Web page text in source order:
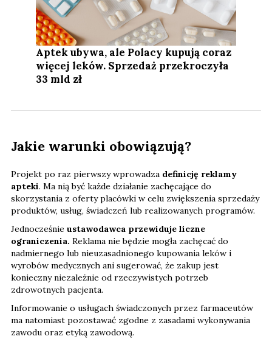
Aptek ubywa, ale Polacy kupują coraz
więcej leków. Sprzedaż przekroczyła
33 mld zł
Jakie warunki obowiązują?
Projekt po raz pierwszy wprowadza definicję reklamy
apteki. Ma nią być każde działanie zachęcające do
skorzystania z oferty placówki w celu zwiększenia sprzedaży
produktów, usług, świadczeń lub realizowanych programów.
Jednocześnie ustawodawca przewiduje liczne
ograniczenia. Reklama nie będzie mogła zachęcać do
nadmiernego lub nieuzasadnionego kupowania leków i
wyrobów medycznych ani sugerować, że zakup jest
konieczny niezależnie od rzeczywistych potrzeb
zdrowotnych pacjenta.
Informowanie o usługach świadczonych przez farmaceutów
ma natomiast pozostawać zgodne z zasadami wykonywania
zawodu oraz etyką zawodową.